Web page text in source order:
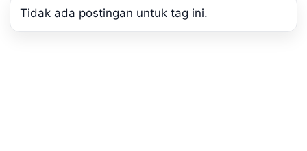
Tidak ada postingan untuk tag ini.